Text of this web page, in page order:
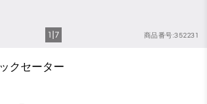
商品番号:352231
1 7
クセーター